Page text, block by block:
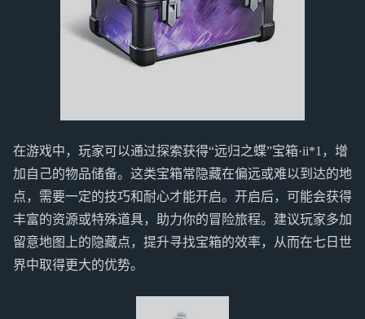
在游戏中，玩家可以通过探索获得“远归之蝶”宝箱·ii*1，增
加自己的物品储备。这类宝箱常隐藏在偏远或难以到达的地
点，需要一定的技巧和耐心才能开启。开启后，可能会获得
丰富的资源或特殊道具，助力你的冒险旅程。建议玩家多加
留意地图上的隐藏点，提升寻找宝箱的效率，从而在七日世
界中取得更大的优势。